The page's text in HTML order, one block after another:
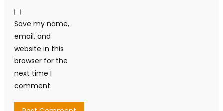
Save my name,
email, and
website in this
browser for the
next time I
comment.